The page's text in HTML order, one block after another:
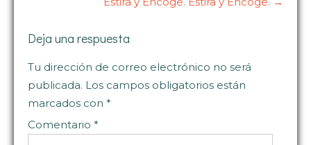
Deja una respuesta
Tu dirección de correo electrónico no será
publicada. Los campos obligatorios están
marcados con *
Comentario *